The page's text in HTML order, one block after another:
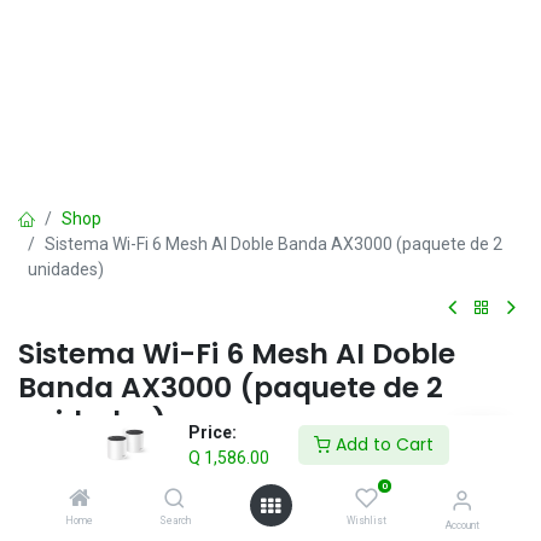
Price:
Q 1,586.00
Add to Cart
Home Search
0
Wishlist Account
Shop
Sistema Wi-Fi 6 Mesh AI Doble Banda AX3000 (paquete de 2
unidades)
Sistema Wi-Fi 6 Mesh AI Doble
Banda AX3000 (paquete de 2
unidades)